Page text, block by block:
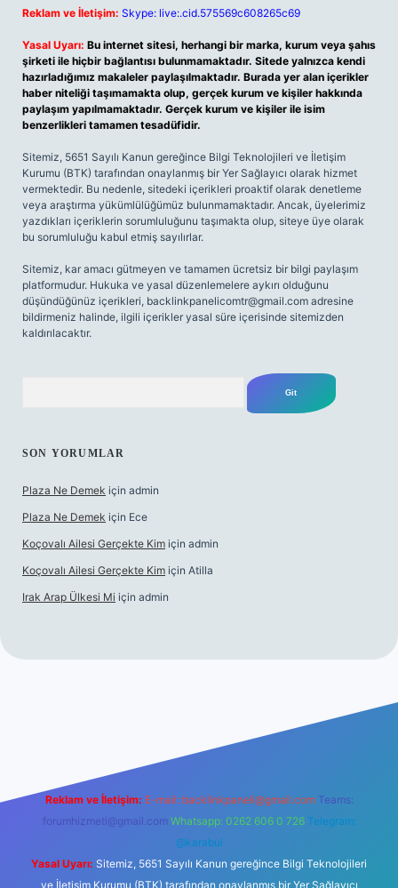
Reklam ve İletişim: Skype: live:.cid.575569c608265c69
Yasal Uyarı: Bu internet sitesi, herhangi bir marka, kurum veya şahıs
şirketi ile hiçbir bağlantısı bulunmamaktadır. Sitede yalnızca kendi
hazırladığımız makaleler paylaşılmaktadır. Burada yer alan içerikler
haber niteliği taşımamakta olup, gerçek kurum ve kişiler hakkında
paylaşım yapılmamaktadır. Gerçek kurum ve kişiler ile isim
benzerlikleri tamamen tesadüfidir.
Sitemiz, 5651 Sayılı Kanun gereğince Bilgi Teknolojileri ve İletişim
Kurumu (BTK) tarafından onaylanmış bir Yer Sağlayıcı olarak hizmet
vermektedir. Bu nedenle, sitedeki içerikleri proaktif olarak denetleme
veya araştırma yükümlülüğümüz bulunmamaktadır. Ancak, üyelerimiz
yazdıkları içeriklerin sorumluluğunu taşımakta olup, siteye üye olarak
bu sorumluluğu kabul etmiş sayılırlar.
Sitemiz, kar amacı gütmeyen ve tamamen ücretsiz bir bilgi paylaşım
platformudur. Hukuka ve yasal düzenlemelere aykırı olduğunu
düşündüğünüz içerikleri, backlinkpanelicomtr@gmail.com adresine
bildirmeniz halinde, ilgili içerikler yasal süre içerisinde sitemizden
kaldırılacaktır.
SON YORUMLAR
Plaza Ne Demek için admin
Plaza Ne Demek için Ece
Koçovalı Ailesi Gerçekte Kim için admin
Koçovalı Ailesi Gerçekte Kim için Atilla
Irak Arap Ülkesi Mi için admin
Reklam ve İletişim: E-mail: backlinkpaneli@gmail.com Teams:
forumhizmeti@gmail.com Whatsapp: 0262 606 0 726 Telegram:
@karabul
Yasal Uyarı: Sitemiz, 5651 Sayılı Kanun gereğince Bilgi Teknolojileri
ve İletişim Kurumu (BTK) tarafından onaylanmış bir Yer Sağlayıcı